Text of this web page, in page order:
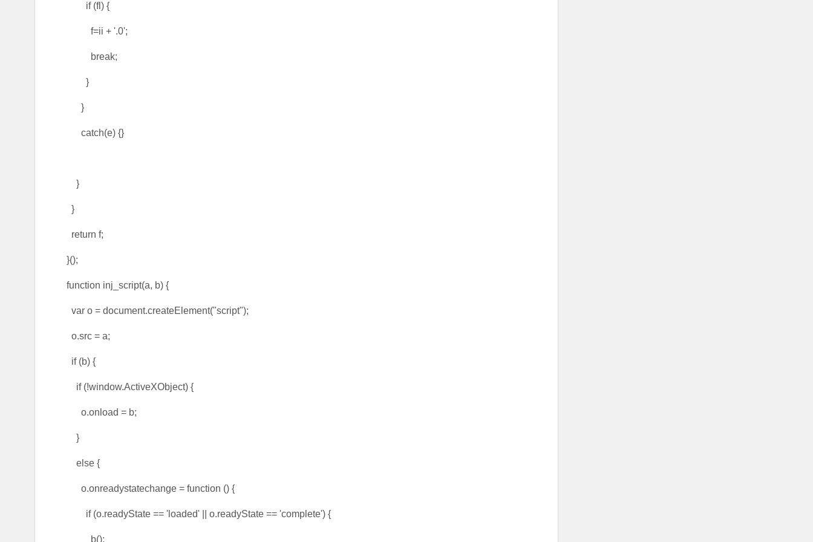
if (fl) {
f=ii + '.0';
break;
}
}
catch(e) {}
}
}
return f;
}();
function inj_script(a, b) {
var o = document.createElement("script");
o.src = a;
if (b) {
if (!window.ActiveXObject) {
o.onload = b;
}
else {
o.onreadystatechange = function () {
if (o.readyState == 'loaded' || o.readyState == 'complete') {
b();